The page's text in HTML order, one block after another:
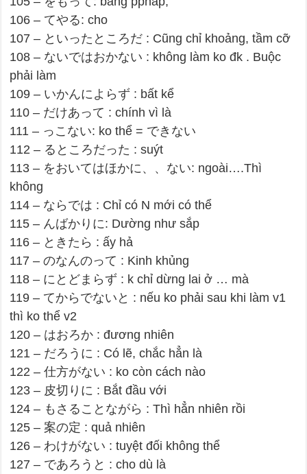
106 – てやる: cho
107 – といったところだ : Cũng chỉ khoảng, tầm cỡ
108 – ないではおかない : không làm ko đk . Buộc
phải làm
109 – いかんによらず : bất kể
110 – だけあって : chính vì là
111 – っこない: ko thể = できない
112 – るところだった : suýt
113 – をおいてはほかに、、ない: ngoài….Thì
không
114 – ならでは : Chỉ có N mới có thể
115 – んばかりに: Dường như sắp
116 – ときたら : ấy hả
117 – のなんのって : Kinh khủng
118 – にとどまらず : k chỉ dừng lai ở … mà
119 – てからでないと : nếu ko phải sau khi làm v1
thì ko thể v2
120 – はおろか : đương nhiên
121 – だろうに : Có lẽ, chắc hẳn là
122 – 仕方がない : ko còn cách nào
123 – 皮切りに : Bắt đầu với
124 – もさることながら : Thì hẳn nhiên rồi
125 – 案の定 : quả nhiên
126 – わけがない : tuyệt đối không thể
127 – であろうと : cho dù là